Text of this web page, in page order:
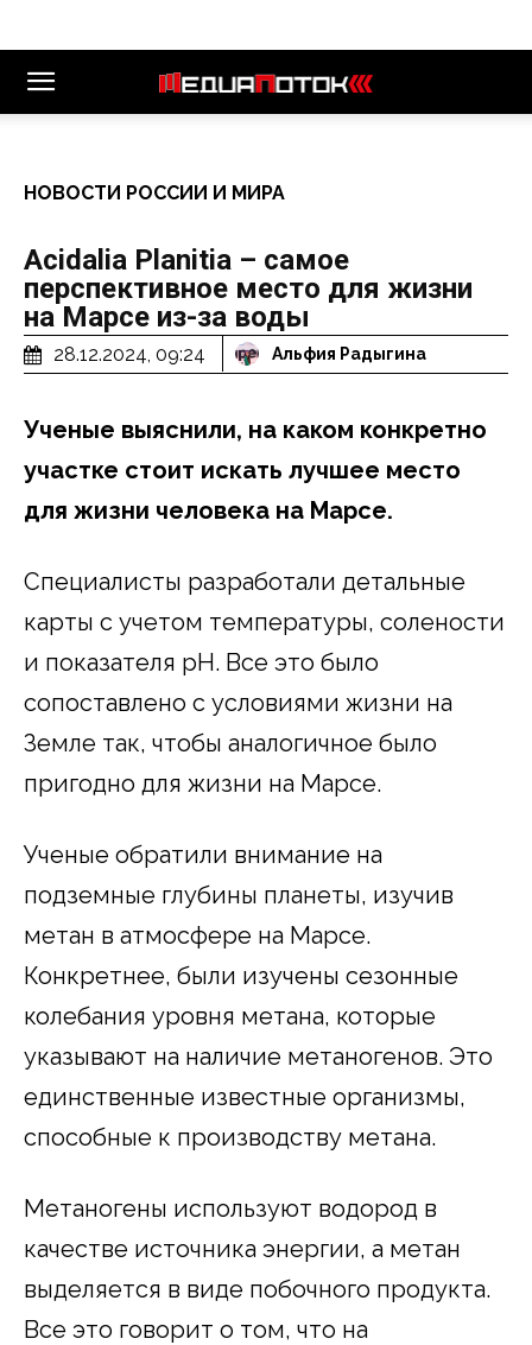
НОВОСТИ РОССИИ И МИРА
Acidalia Planitia – самое
перспективное место для жизни
на Марсе из-за воды
28.12.2024, 09:24 Альфия Радыгина
Ученые выяснили, на каком конкретно
участке стоит искать лучшее место
для жизни человека на Марсе.
Специалисты разработали детальные
карты с учетом температуры, солености
и показателя pH. Все это было
сопоставлено с условиями жизни на
Земле так, чтобы аналогичное было
пригодно для жизни на Марсе.
Ученые обратили внимание на
подземные глубины планеты, изучив
метан в атмосфере на Марсе.
Конкретнее, были изучены сезонные
колебания уровня метана, которые
указывают на наличие метаногенов. Это
единственные известные организмы,
способные к производству метана.
Метаногены используют водород в
качестве источника энергии, а метан
выделяется в виде побочного продукта.
Все это говорит о том, что на